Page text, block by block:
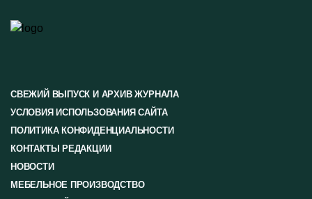
СВЕЖИЙ ВЫПУСК И АРХИВ ЖУРНАЛА
УСЛОВИЯ ИСПОЛЬЗОВАНИЯ САЙТА
ПОЛИТИКА КОНФИДЕНЦИАЛЬНОСТИ
КОНТАКТЫ РЕДАКЦИИ
НОВОСТИ
МЕБЕЛЬНОЕ ПРОИЗВОДСТВО